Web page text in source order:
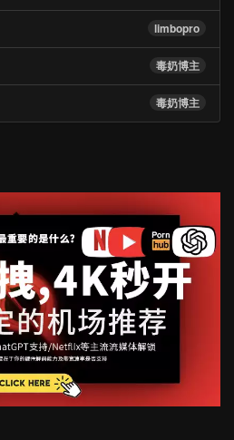
limbopro
毒奶博主
毒奶博主